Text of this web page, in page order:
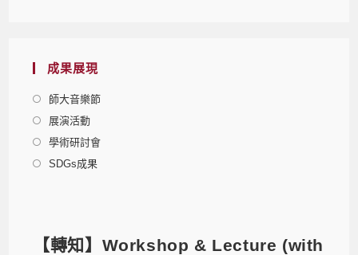
成果展現
師大音樂節
展演活動
學術研討會
SDGs成果
【轉知】Workshop & Lecture (with